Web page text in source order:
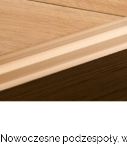
Nowoczesne podzespoły,